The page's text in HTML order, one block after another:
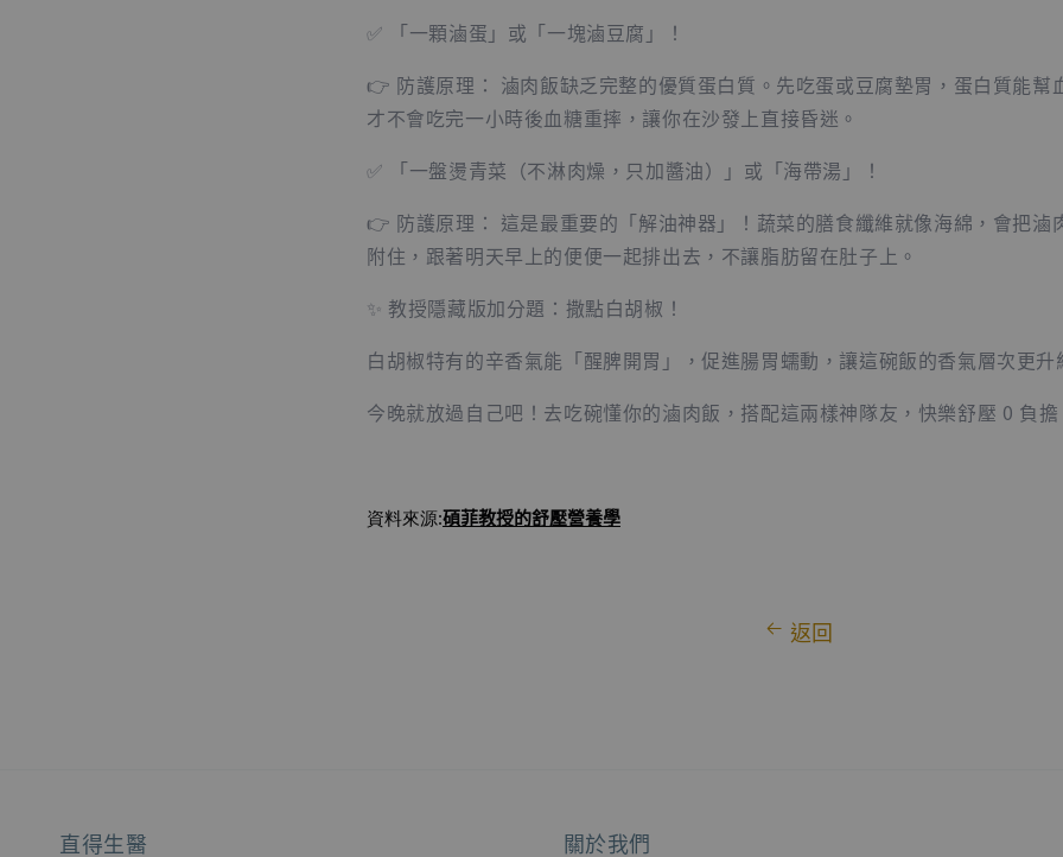
✅ 「一顆滷蛋」或「一塊滷豆腐」！
👉 防護原理： 滷肉飯缺乏完整的優質蛋白質。先吃蛋或豆腐墊胃，蛋白質能幫
才不會吃完一小時後血糖重摔，讓你在沙發上直接昏迷。
✅ 「一盤燙青菜（不淋肉燥，只加醬油）」或「海帶湯」！
👉 防護原理： 這是最重要的「解油神器」！蔬菜的膳食纖維就像海綿，會把滷
附住，跟著明天早上的便便一起排出去，不讓脂肪留在肚子上。
✨ 教授隱藏版加分題：撒點白胡椒！
白胡椒特有的辛香氣能「醒脾開胃」，促進腸胃蠕動，讓這碗飯的香氣層次更升
今晚就放過自己吧！去吃碗懂你的滷肉飯，搭配這兩樣神隊友，快樂舒壓 0 負
資料來源:碩菲教授的舒壓營養學
返回
直得生醫 關於我們